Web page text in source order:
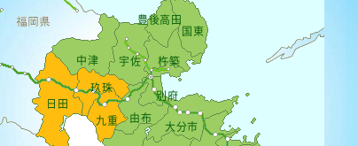
国東
豊後高田
杵築
宇佐
中津
別府
由布
大分市
日田
玖珠
九重